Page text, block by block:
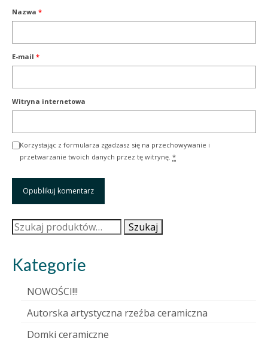
Nazwa *
E-mail *
Witryna internetowa
Korzystając z formularza zgadzasz się na przechowywanie i
przetwarzanie twoich danych przez tę witrynę. *
Szukaj: Szukaj
Kategorie
NOWOŚCI!!!
Autorska artystyczna rzeźba ceramiczna
Domki ceramiczne